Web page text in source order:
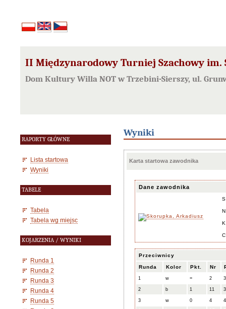
II Międzynarodowy Turniej Szachowy im.
Dom Kultury Willa NOT w Trzebini-Sierszy, ul.
RAPORTY GŁÓWNE
Lista startowa
Wyniki
TABELE
Tabela
Tabela wg miejsc
KOJARZENIA / WYNIKI
Runda 1
Runda 2
Runda 3
Runda 4
Runda 5
Wyniki
Karta startowa zawodnika
Dane zawodnika
Przeciwnicy
Runda Kolor Pkt. Nr
1 w = 2
2 b 1 11
3 w 0 4